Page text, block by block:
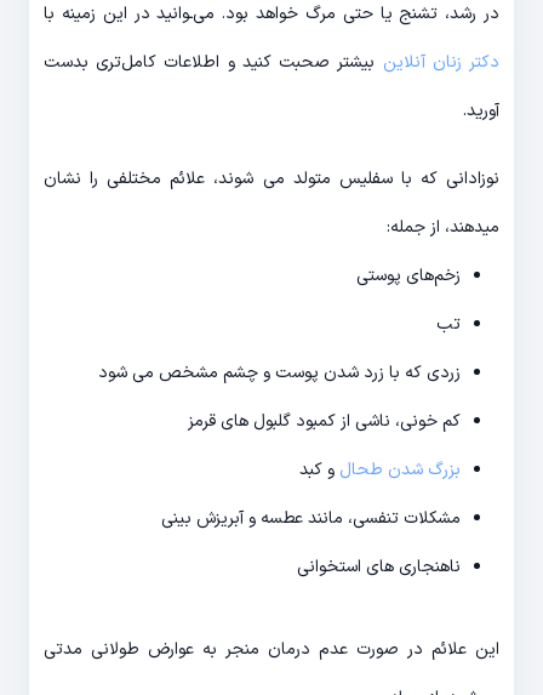
در رشد، تشنج یا حتی مرگ خواهد بود. می‌ـوانید در این زمینه با
دکتر زنان آنلاین بیشتر صحبت کنید و اطلاعات کامل‌تری بدست
آورید.
نوزادانی که با سفلیس متولد می شوند، علائم مختلفی را نشان
میدهند، از جمله:
زخم‌های پوستی
تب
زردی که با زرد شدن پوست و چشم مشخص می شود
کم خونی، ناشی از کمبود گلبول های قرمز
بزرگ شدن طحال و کبد
مشکلات تنفسی، مانند عطسه و آبریزش بینی
ناهنجاری های استخوانی
این علائم در صورت عدم درمان منجر به عوارض طولانی مدتی